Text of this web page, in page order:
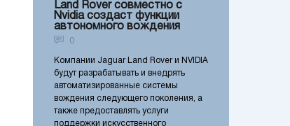
Land Rover совместно с
Nvidia создаст функции
автономного вождения
0
Компании Jaguar Land Rover и NVIDIA
будут разрабатывать и внедрять
автоматизированные системы
вождения следующего поколения, а
также предоставлять услуги
поддержки искусственного